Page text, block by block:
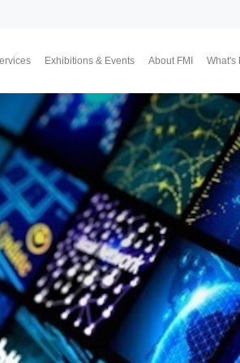
Exhibitions & Events
Upcoming Exhibitions
Event Highlights
About FMI
Why FMI
Our CEO & COO
Our Consultant
The Finest Moment
Contact Us
Join Us
What's
FMI
FMI